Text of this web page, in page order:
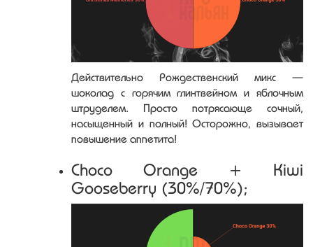
Действительно Рождественский микс —
шоколад с горячим глинтвейном и яблочным
штруделем. Просто потрясающе сочный,
насыщенный и полный! Осторожно, вызывает
повышение аппетита!
Choco Orange + Kiwi
Gooseberry (30%/70%);